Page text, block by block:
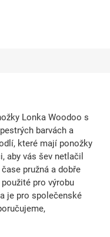
Lonka Woodoo s
barvách a
které mají ponožky
aby vás šev netlačil
pružná a dobře
pro výrobu
je pro společenské